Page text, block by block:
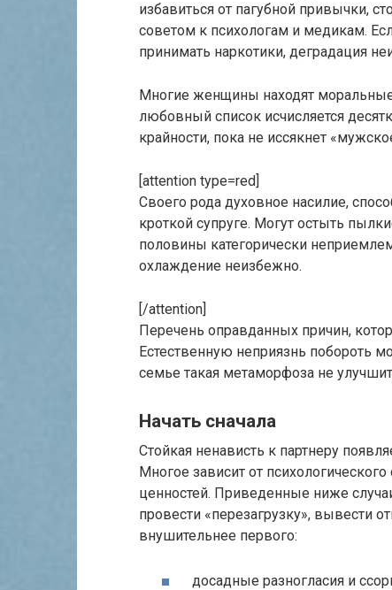
избавиться от пагубной привычки,
советом к психологам и медикам.
принимать наркотики, деградация
Многие женщины находят
любовный список исчисляется
крайности, пока не иссякнет
[attention type=red]
Своего рода духовное насилие,
кроткой супруге. Могут остыть
половины категорически
охлаждение неизбежно.
[/attention]
Перечень оправданных причин,
Естественную неприязнь побороть
семье такая метаморфоза не
Начать сначала
Стойкая ненависть к партнеру
Многое зависит от
ценностей. Приведенные ниже
провести «перезагрузку», вывести
внушительнее первого:
досадные разногласия и